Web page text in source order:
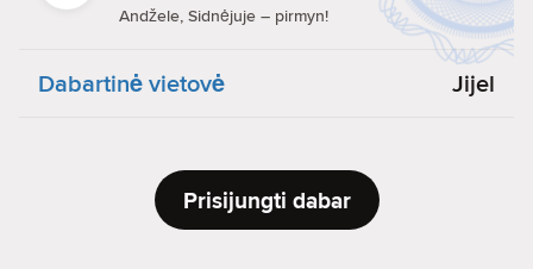
Andžele, Sidnėjuje – pirmyn!
Dabartinė vietovė Jijel
Prisijungti dabar